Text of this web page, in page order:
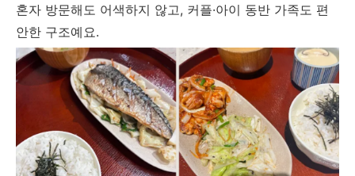
혼자 방문해도 어색하지 않고, 커플·아이 동반 가족도 편
안한 구조예요.